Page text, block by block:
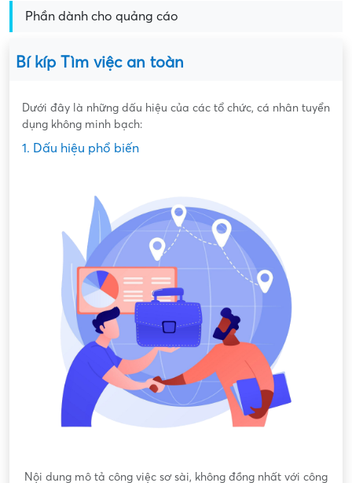
Phần dành cho quảng cáo
Bí kíp Tìm việc an toàn
Dưới đây là những dấu hiệu của các tổ chức, cá nhân tuyển
dụng không minh bạch:
1. Dấu hiệu phổ biến
Nội dung mô tả công việc sơ sài, không đồng nhất với công